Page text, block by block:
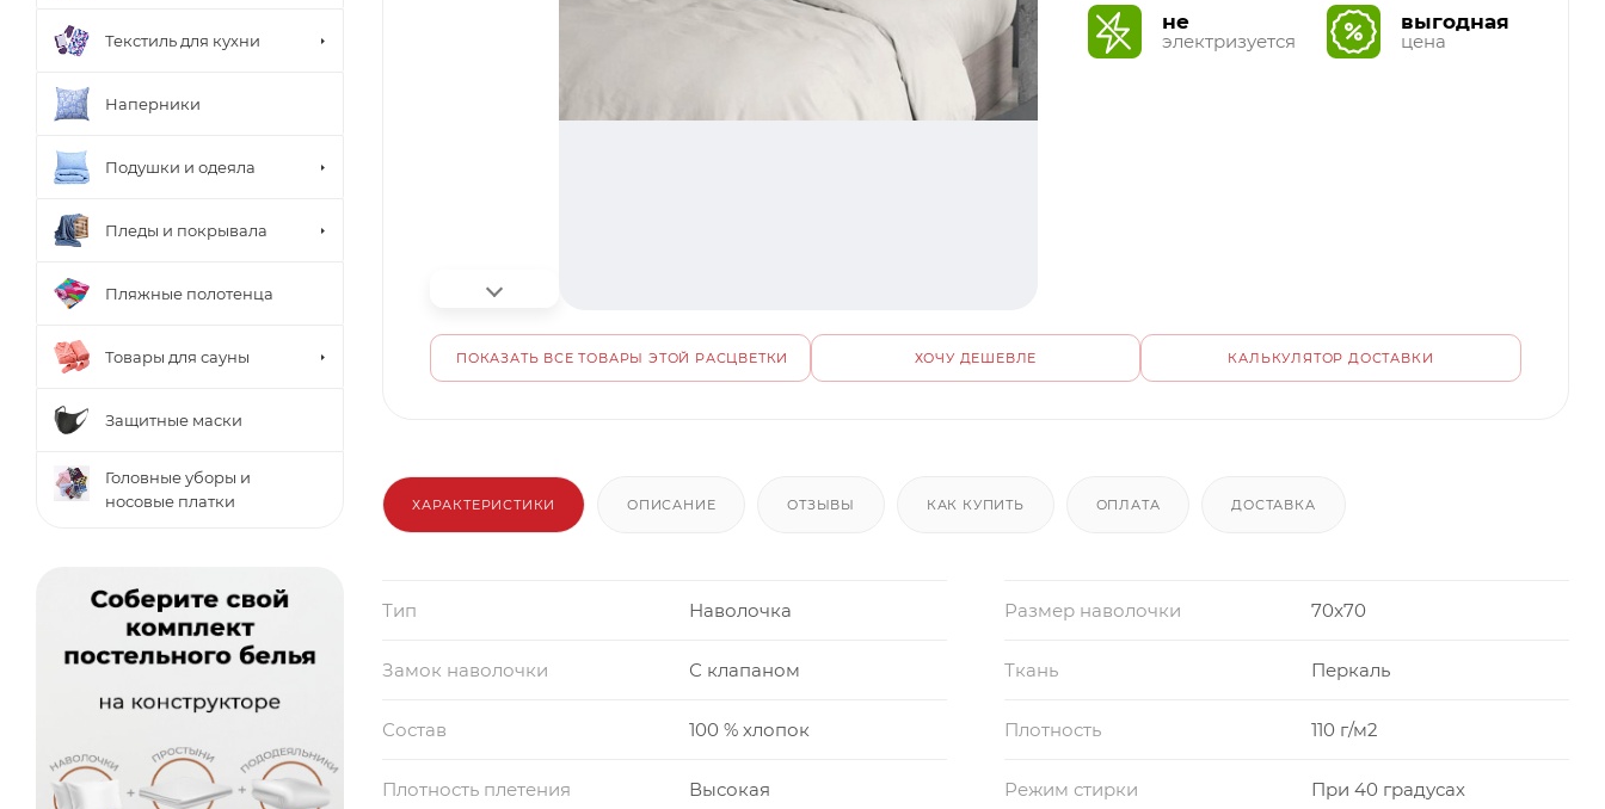
не
электризуется
выгодная
цена
ПОКАЗАТЬ ВСЕ ТОВАРЫ ЭТОЙ РАСЦВЕТКИ ХОЧУ ДЕШЕВЛЕ КАЛЬКУЛЯТОР ДОСТАВКИ
ХАРАКТЕРИСТИКИ ОПИСАНИЕ ОТЗЫВЫ КАК КУПИТЬ ОПЛАТА ДОСТАВКА
Тип Наволочка Размер наволочки 70x70
Замок наволочки С клапаном Ткань Перкаль
Состав 100 % хлопок Плотность 110 г/м2
Плотность плетения Высокая Режим стирки При 40 градусах
Текстиль для кухни
Наперники
Подушки и одеяла
Пледы и покрывала
Пляжные полотенца
Товары для сауны
Защитные маски
Головные уборы и
носовые платки